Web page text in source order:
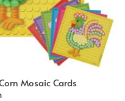
Mosaic Cards